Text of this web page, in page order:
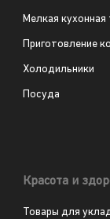
Мелкая кухонная
Приготовление
Холодильники
Посуда
Красота и
Товары для